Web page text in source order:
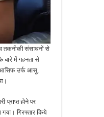
व तकनीकी संसाधनों से
बारे में गहनता से
आसिफ उर्फ आसू,
प्राप्त होने पर
गिरफ्तार किये